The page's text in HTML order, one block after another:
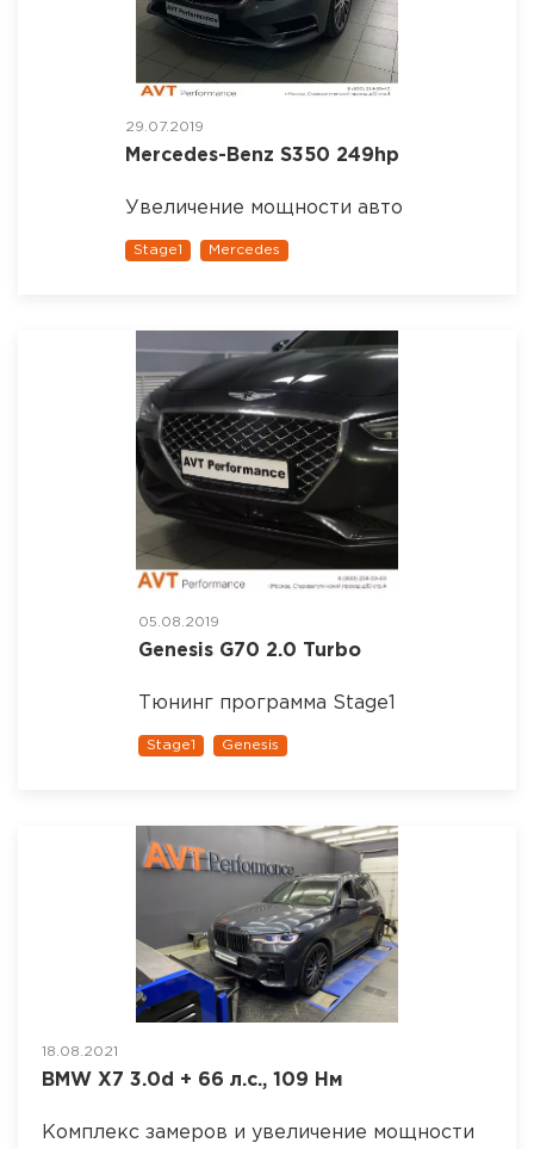
29.07.2019
Mercedes-Benz S350 249hp
Увеличение мощности авто
Stage1 Mercedes
05.08.2019
Genesis G70 2.0 Turbo
Тюнинг программа Stage1
Stage1 Genesis
18.08.2021
BMW X7 3.0d + 66 л.с., 109 Нм
Комплекс замеров и увеличение мощности